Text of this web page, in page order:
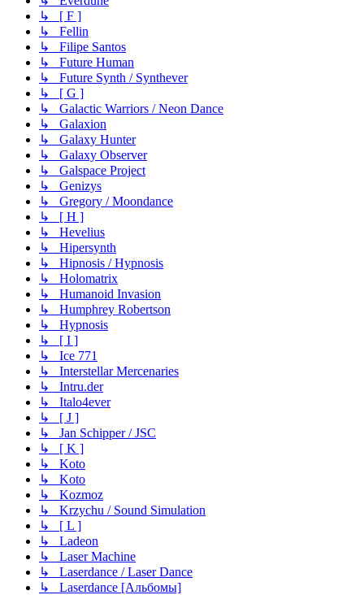
↳ [ F ]
↳ Fellin
↳ Filipe Santos
↳ Future Human
↳ Future Synth / Synthever
↳ [ G ]
↳ Galactic Warriors / Neon Dance
↳ Galaxion
↳ Galaxy Hunter
↳ Galaxy Observer
↳ Galspace Project
↳ Genizys
↳ Gregory / Moondance
↳ [ H ]
↳ Hevelius
↳ Hipersynth
↳ Hipnosis / Hypnosis
↳ Holomatrix
↳ Humanoid Invasion
↳ Humphrey Robertson
↳ Hypnosis
↳ [ I ]
↳ Ice 771
↳ Interstellar Mercenaries
↳ Intru.der
↳ Italo4ever
↳ [ J ]
↳ Jan Schipper / JSC
↳ [ K ]
↳ Koto
↳ Koto
↳ Kozmoz
↳ Krzychu / Sound Simulation
↳ [ L ]
↳ Ladeon
↳ Laser Machine
↳ Laserdance / Laser Dance
↳ Laserdance [Альбомы]